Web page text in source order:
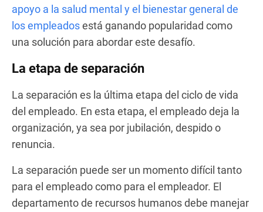
apoyo a la salud mental y el bienestar general de
los empleadosestá ganando popularidad como
una solución para abordar este desafío.
La etapa de separación
La separación es la última etapa del ciclo de vida
del empleado. En esta etapa, el empleado deja la
organización, ya sea por jubilación, despido o
renuncia.
La separación puede ser un momento difícil tanto
para el empleado como para el empleador. El
departamento de recursos humanos debe manejar